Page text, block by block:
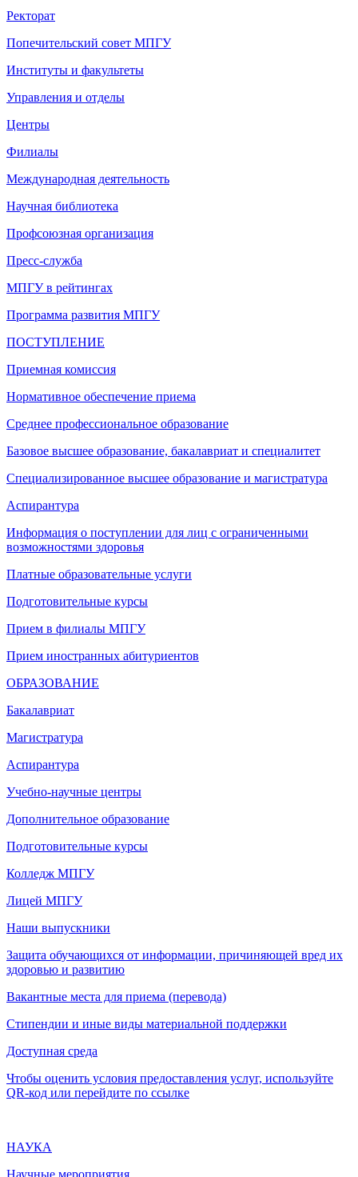
Ректорат
Попечительский совет МПГУ
Институты и факультеты
Управления и отделы
Центры
Филиалы
Международная деятельность
Научная библиотека
Профсоюзная организация
Пресс-служба
МПГУ в рейтингах
Программа развития МПГУ
ПОСТУПЛЕНИЕ
Приемная комиссия
Нормативное обеспечение приема
Среднее профессиональное образование
Базовое высшее образование, бакалавриат и специалитет
Специализированное высшее образование и магистратура
Аспирантура
Информация о поступлении для лиц с ограниченными
возможностями здоровья
Платные образовательные услуги
Подготовительные курсы
Прием в филиалы МПГУ
Прием иностранных абитуриентов
ОБРАЗОВАНИЕ
Бакалавриат
Магистратура
Аспирантура
Учебно-научные центры
Дополнительное образование
Подготовительные курсы
Колледж МПГУ
Лицей МПГУ
Наши выпускники
Защита обучающихся от информации, причиняющей вред их
здоровью и развитию
Вакантные места для приема (перевода)
Стипендии и иные виды материальной поддержки
Доступная среда
Чтобы оценить условия предоставления услуг, используйте
QR-код или перейдите по ссылке
НАУКА
Научные мероприятия